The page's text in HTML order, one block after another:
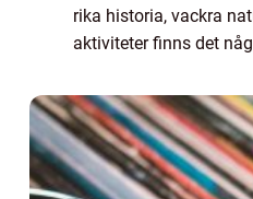
rika historia, vackra
aktiviteter finns det
dig en högkvalitativ,